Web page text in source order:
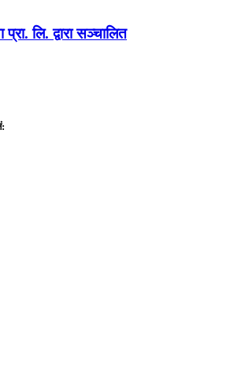
लि. द्वारा सञ्चालित